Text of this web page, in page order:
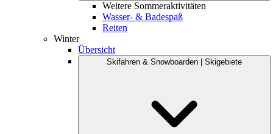
Weitere Sommeraktivitäten
Wasser- & Badespaß
Reiten
Winter
Übersicht
Skifahren & Snowboarden | Skigebiete